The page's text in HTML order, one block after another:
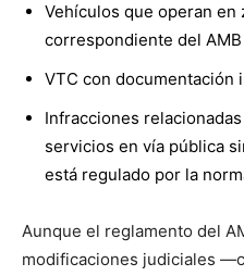
Vehículos que operan en
correspondiente del AMB
VTC con documentación
Infracciones
servicios en vía pública
está regulado por la
Aunque el reglamento del
modificaciones judiciales